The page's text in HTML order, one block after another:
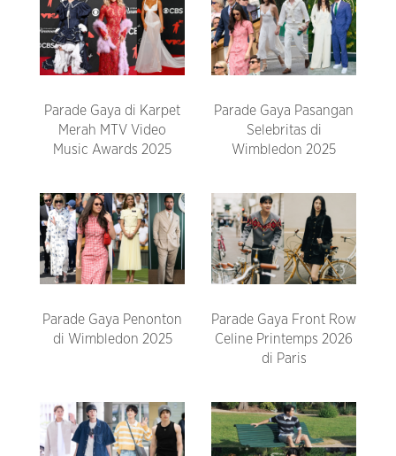
Parade Gaya di Karpet
Merah MTV Video
Music Awards 2025
Parade Gaya Pasangan
Selebritas di
Wimbledon 2025
Parade Gaya Penonton
di Wimbledon 2025
Parade Gaya Front Row
Celine Printemps 2026
di Paris